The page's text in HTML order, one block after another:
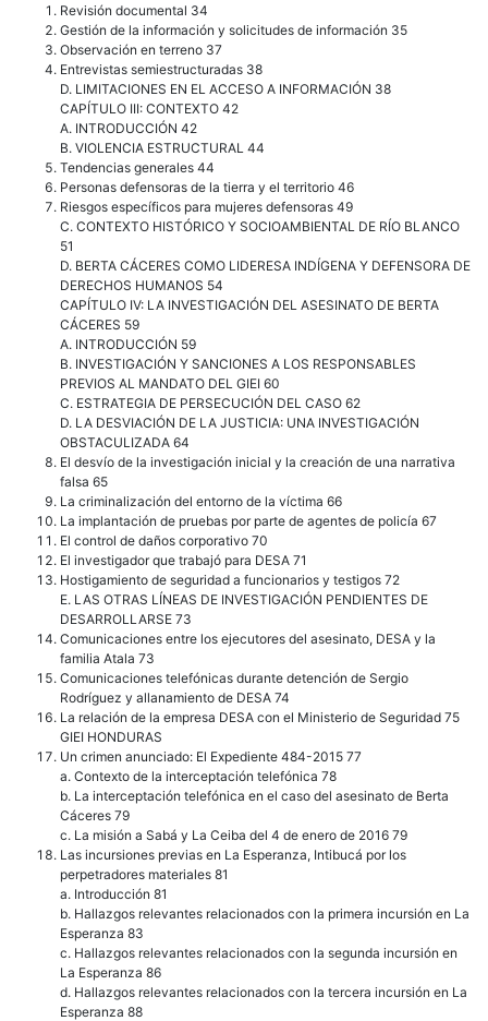
Revisión documental 34
Gestión de la información y solicitudes de información 35
Observación en terreno 37
Entrevistas semiestructuradas 38
D. LIMITACIONES EN EL ACCESO A INFORMACIÓN 38
CAPÍTULO III: CONTEXTO 42
A. INTRODUCCIÓN 42
B. VIOLENCIA ESTRUCTURAL 44
Tendencias generales 44
Personas defensoras de la tierra y el territorio 46
Riesgos específicos para mujeres defensoras 49
C. CONTEXTO HISTÓRICO Y SOCIOAMBIENTAL DE RÍO BLANCO
51
D. BERTA CÁCERES COMO LIDERESA INDÍGENA Y DEFENSORA DE
DERECHOS HUMANOS 54
CAPÍTULO IV: LA INVESTIGACIÓN DEL ASESINATO DE BERTA
CÁCERES 59
A. INTRODUCCIÓN 59
B. INVESTIGACIÓN Y SANCIONES A LOS RESPONSABLES
PREVIOS AL MANDATO DEL GIEI 60
C. ESTRATEGIA DE PERSECUCIÓN DEL CASO 62
D. LA DESVIACIÓN DE LA JUSTICIA: UNA INVESTIGACIÓN
OBSTACULIZADA 64
El desvío de la investigación inicial y la creación de una narrativa
falsa 65
La criminalización del entorno de la víctima 66
La implantación de pruebas por parte de agentes de policía 67
El control de daños corporativo 70
El investigador que trabajó para DESA 71
Hostigamiento de seguridad a funcionarios y testigos 72
E. LAS OTRAS LÍNEAS DE INVESTIGACIÓN PENDIENTES DE
DESARROLLARSE 73
Comunicaciones entre los ejecutores del asesinato, DESA y la
familia Atala 73
Comunicaciones telefónicas durante detención de Sergio
Rodríguez y allanamiento de DESA 74
La relación de la empresa DESA con el Ministerio de Seguridad 75
GIEI HONDURAS
Un crimen anunciado: El Expediente 484-2015 77
a. Contexto de la interceptación telefónica 78
b. La interceptación telefónica en el caso del asesinato de Berta
Cáceres 79
c. La misión a Sabá y La Ceiba del 4 de enero de 2016 79
Las incursiones previas en La Esperanza, Intibucá por los
perpetradores materiales 81
a. Introducción 81
b. Hallazgos relevantes relacionados con la primera incursión en La
Esperanza 83
c. Hallazgos relevantes relacionados con la segunda incursión en
La Esperanza 86
d. Hallazgos relevantes relacionados con la tercera incursión en La
Esperanza 88